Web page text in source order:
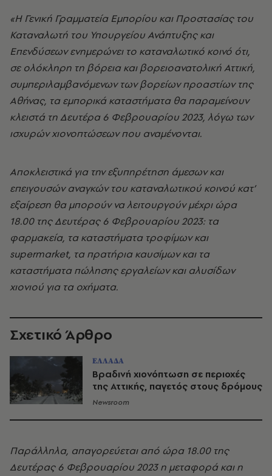
«Η Γενική Γραμματεία Εμπορίου και Προστασίας του
Καταναλωτή του Υπουργείου Ανάπτυξης και
Επενδύσεων ενημερώνει το καταναλωτικό κοινό ότι,
σε ολόκληρη τη βόρεια και βορειοανατολική Αττική,
συμπεριλαμβανόμενων των βορείων προαστίων της
Αθήνας, τα εμπορικά καταστήματα θα παραμείνουν
κλειστά τη Δευτέρα 6 Φεβρουαρίου 2023, λόγω των
ισχυρών χιονοπτώσεων που αναμένονται.
Αποκλειστικά για την εξυπηρέτηση άμεσων και
επειγουσών αναγκών του καταναλωτικού κοινού κατ’
εξαίρεση θα μπορούν να λειτουργούν μέχρι ώρα
18.00 της Δευτέρας 6 Φεβρουαρίου 2023: τα
φαρμακεία, τα καταστήματα τροφίμων και
supermarket, τα πρατήρια καυσίμων και τα
καταστήματα πώλησης εργαλείων και αλυσίδων
χιονιού για τα οχήματα.
Σχετικό Άρθρο
ΕΛΛΑΔΑ
Βραδινή χιονόπτωση σε περιοχές
της Αττικής, παγετός στους δρόμους
Newsroom
Παράλληλα, απαγορεύεται από ώρα 18.00 της
Δευτέρας 6 Φεβρουαρίου 2023 η μεταφορά και η